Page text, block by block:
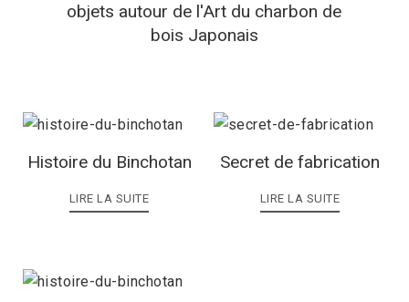
objets autour de l'Art du charbon de
bois Japonais
Histoire du Binchotan
LIRE LA SUITE
Secret de fabrication
LIRE LA SUITE